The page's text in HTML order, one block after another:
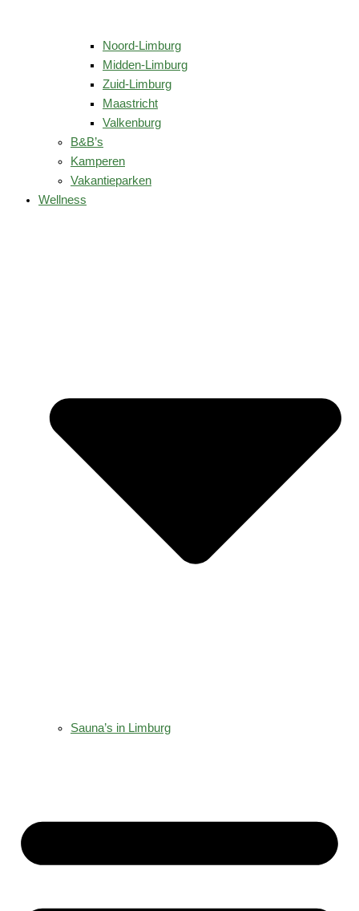
Noord-Limburg
Midden-Limburg
Zuid-Limburg
Maastricht
Valkenburg
B&B’s
Kamperen
Vakantieparken
Wellness
Sauna’s in Limburg